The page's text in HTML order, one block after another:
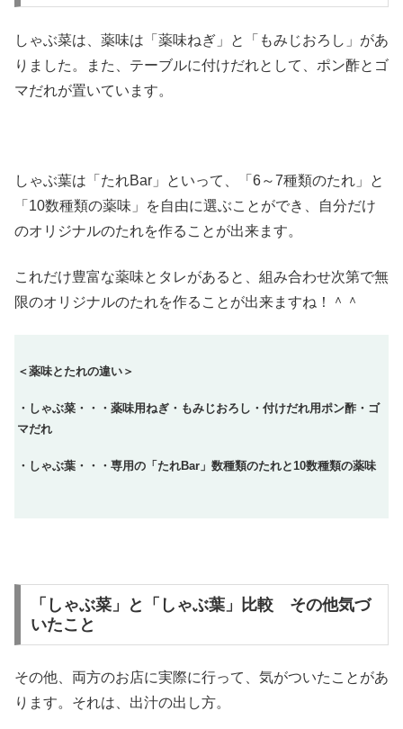
しゃぶ菜は、薬味は「薬味ねぎ」と「もみじおろし」があ
りました。また、テーブルに付けだれとして、ポン酢とゴ
マだれが置いています。
しゃぶ葉は「たれBar」といって、「6～7種類のたれ」と
「10数種類の薬味」を自由に選ぶことができ、自分だけ
のオリジナルのたれを作ることが出来ます。
これだけ豊富な薬味とタレがあると、組み合わせ次第で無
限のオリジナルのたれを作ることが出来ますね！＾＾
＜薬味とたれの違い＞
・しゃぶ菜・・・薬味用ねぎ・もみじおろし・付けだれ用ポン酢・ゴ
マだれ
・しゃぶ葉・・・専用の「たれBar」数種類のたれと10数種類の薬味
「しゃぶ菜」と「しゃぶ葉」比較 その他気づ
いたこと
その他、両方のお店に実際に行って、気がついたことがあ
ります。それは、出汁の出し方。